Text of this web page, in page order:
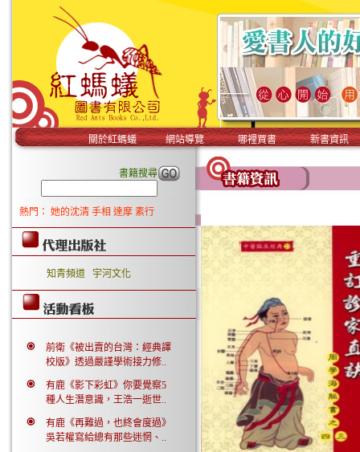
關於紅螞蟻 網站導覽 哪裡買書 新書資訊
書籍搜尋
熱門： 她的沈清 手相 達摩 素行
知青頻道 宇河文化
前衛《被出賣的台灣：經典譯
校版》透過嚴謹學術接力修..
有鹿《影下彩虹》你要覺察5
種人生潛意識，王浩一逝世..
有鹿《再難過，也終會度過》
吳若權寫給總有那些迷惘、..